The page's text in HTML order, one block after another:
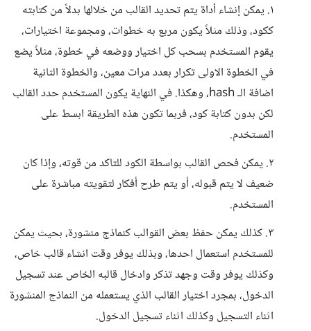
١. يمكن إنشاء أداة يتم تحديد القالب من خلالها بدلاً من كتابته
ككود، وذلك مثلاً يكون مربع به خطوات، ومجموعة اختيارات،
يقوم المستخدم بسحب كل اختيار ووضعه في خطوة، مثلاً يضع
في الخطوة الاولى تكرار بعدد مرات معين، والخطوة الثانية
اضافة الـ hash، وهكذا. في النهاية يكون المستخدم حدد القالب
لكن بدون كتابة كود، فربما تكون هذه الطريقة ابسط على
المستخدم.
٢. يمكن فحص القالب بواسطة الكود للتاكد من قوته، وإذا كان
ضعيف لا يتم قبوله، أو يتم طرح أفكار لتقويته مباشرة على
المستخدم.
٣. كذلك يمكن حفظ بعض القوالب كنماذج منشورة، بحيث يمكن
للمستخدم استعمال احدها، وبذلك يوفر وقت انشاء قالب خاص،
وكذلك يوفر وقت وجهد تذكر وادخال قالبه الخاص عند تسجيل
الدخول، بمجرد اختيار القالب الذي يستعمله من النماذج المنشورة
اثناء التسجيل وكذلك اثناء تسجيل الدخول.